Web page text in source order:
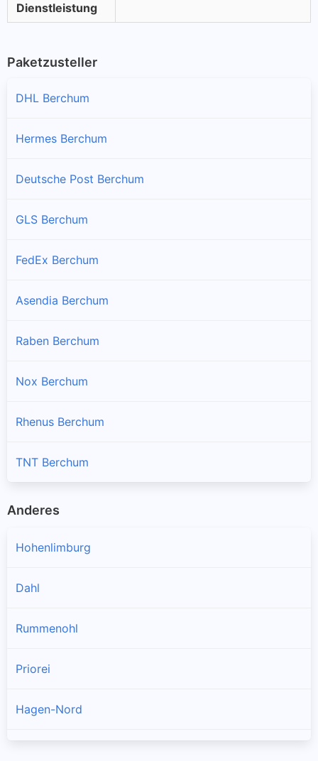
Dienstleistung
Paketzusteller
DHL Berchum
Hermes Berchum
Deutsche Post Berchum
GLS Berchum
FedEx Berchum
Asendia Berchum
Raben Berchum
Nox Berchum
Rhenus Berchum
TNT Berchum
Anderes
Hohenlimburg
Dahl
Rummenohl
Priorei
Hagen-Nord